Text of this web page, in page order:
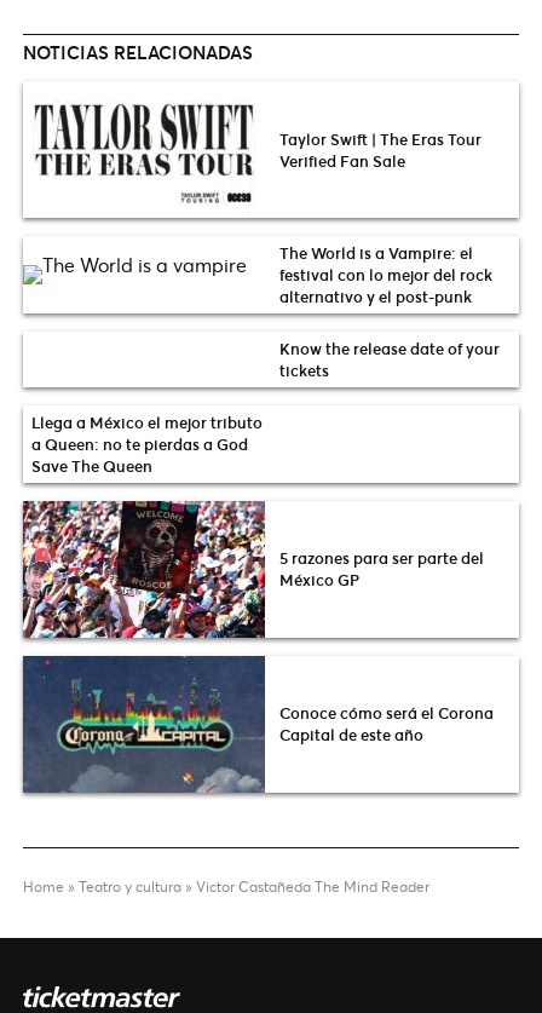
NOTICIAS RELACIONADAS
Taylor Swift | The Eras Tour
Verified Fan Sale
The World is a Vampire: el
festival con lo mejor del rock
alternativo y el post-punk
Know the release date of your
tickets
Llega a México el mejor tributo
a Queen: no te pierdas a God
Save The Queen
5 razones para ser parte del
México GP
Conoce cómo será el Corona
Capital de este año
Home » Teatro y cultura » Victor Castañeda The Mind Reader